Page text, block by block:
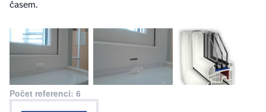
časem.
Počet referencí: 6